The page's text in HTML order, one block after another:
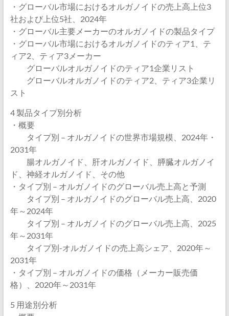
・グローバル市場におけるオルガノイドの売上高上位3
社および上位5社、2024年
・グローバル主要メーカーのオルガノイドの製品タイプ
・グローバル市場におけるオルガノイドのティア1、テ
ィア2、ティア3メーカー
グローバルオルガノイドのティア1企業リスト
グローバルオルガノイドのティア2、ティア3企業リ
スト
4 製品タイプ別分析
・概要
タイプ別 – オルガノイドの世界市場規模、2024年・
2031年
腸オルガノイド、肝オルガノイド、膵臓オルガノイ
ド、神経オルガノイド、その他
・タイプ別 – オルガノイドのグローバル売上高と予測
タイプ別 – オルガノイドのグローバル売上高、2020
年～2024年
タイプ別 – オルガノイドのグローバル売上高、2025
年～2031年
タイプ別-オルガノイドの売上高シェア、2020年～
2031年
・タイプ別 – オルガノイドの価格（メーカー販売価
格）、2020年～2031年
5 用途別分析